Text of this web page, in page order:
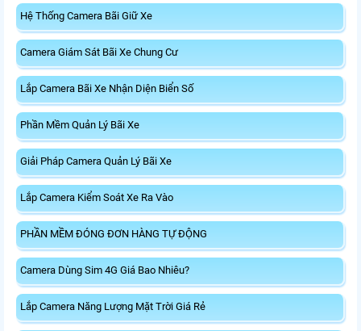
Hệ Thống Camera Bãi Giữ Xe
Camera Giám Sát Bãi Xe Chung Cư
Lắp Camera Bãi Xe Nhận Diện Biển Số
Phần Mềm Quản Lý Bãi Xe
Giải Pháp Camera Quản Lý Bãi Xe
Lắp Camera Kiểm Soát Xe Ra Vào
PHẦN MỀM ĐÓNG ĐƠN HÀNG TỰ ĐỘNG
Camera Dùng Sim 4G Giá Bao Nhiêu?
Lắp Camera Năng Lượng Mặt Trời Giá Rẻ